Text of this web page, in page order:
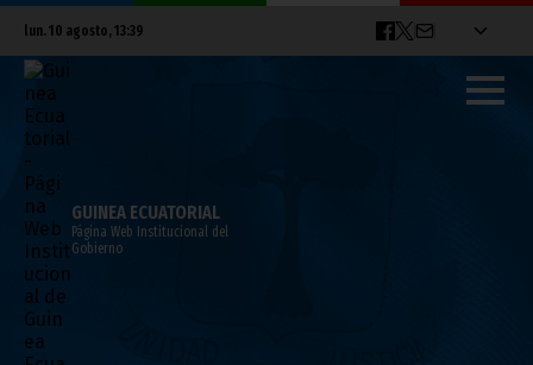
lun. 10 agosto, 13:39
GUINEA ECUATORIAL
Página Web Institucional del
Gobierno
CAN 2012: La rivalidad de Ghana y Zambia
comienza ya en la rueda de prensa